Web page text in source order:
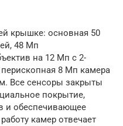
крышке: основная 50
48 Мп
на 12 Мп с 2-
8 Мп камера
Все сенсоры закрыты
покрытие,
и обеспечивающее
камер отвечает